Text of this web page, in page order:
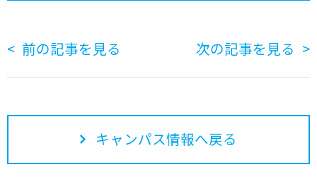
前の記事を見る 次の記事を見る
キャンパス情報へ戻る